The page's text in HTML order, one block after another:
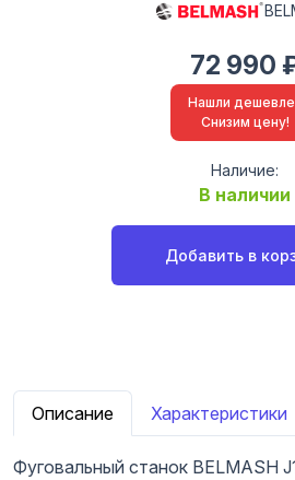
72 990
Нашли
Снизим цену!
Наличие:
В наличии
Добавить в
Описание Характеристики
Фуговальный станок BELMASH